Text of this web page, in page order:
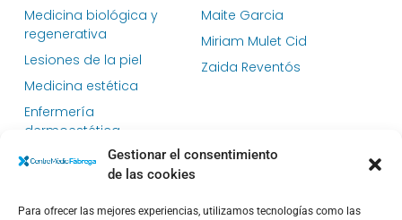
Gestionar el consentimiento
de las cookies
Para ofrecer las mejores experiencias, utilizamos tecnologías como las
Medicina biológica y
regenerativa
Lesiones de la piel
Medicina estética
Enfermería
dermoestética
Dietética y nutrición
Medicina general
Dermatología clínica
Maite Garcia
Miriam Mulet Cid
Zaida Reventós